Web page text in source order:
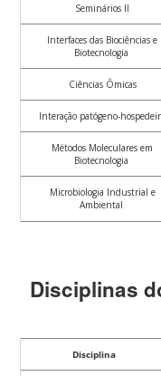
Seminários II
Interfaces das Biociências e
Biotecnologia
Ciências Ômicas
Interação patógeno-
Métodos Moleculares em
Biotecnologia
Microbiologia Industrial e
Ambiental
Disciplinas
Disciplina